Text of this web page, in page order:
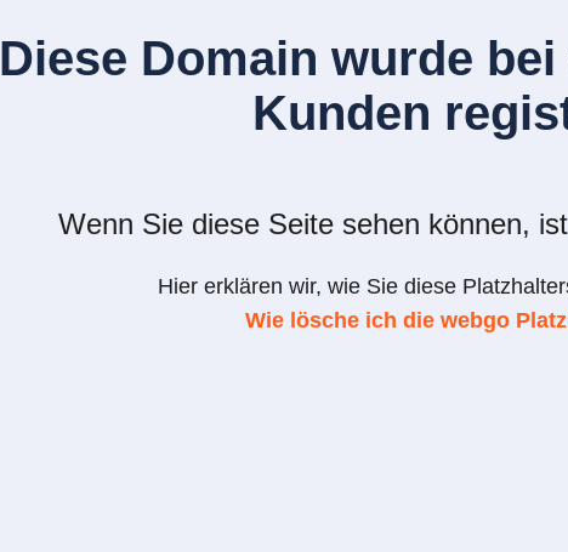
Diese Domain wurde
Kunden
Wenn Sie diese Seite sehen können,
Hier erklären wir, wie Sie diese
Wie lösche ich die webgo